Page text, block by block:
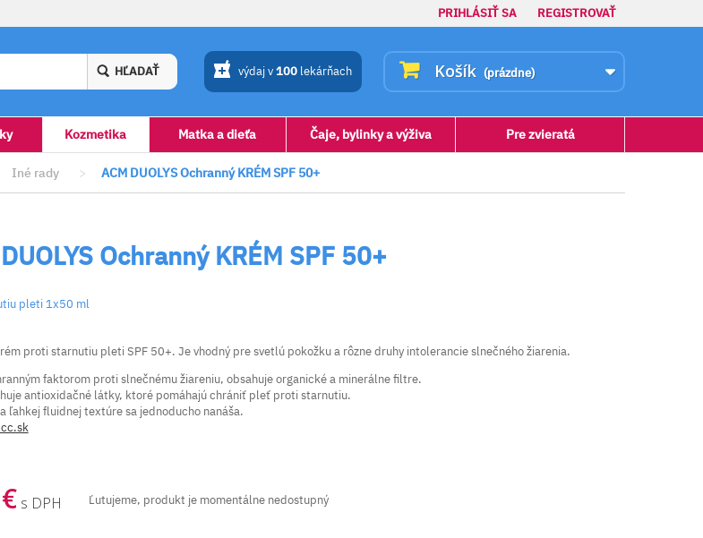
PRIHLÁSIŤ SA REGISTROVAŤ
Košík (prázdne)
HĽADAŤ výdaj v100 lekárňach
Kozmetika Matka a dieťa Čaje, bylinky a výživa Pre zvieratá
Iné rady > ACM DUOLYS Ochranný KRÉM SPF 50+
Ochranný KRÉM SPF 50+
pleti 1x50 ml
proti starnutiu pleti SPF 50+. Je vhodný pre svetlú pokožku a rôzne druhy intolerancie slnečného žiarenia.
faktorom proti slnečnému žiareniu, obsahuje organické a minerálne filtre.
antioxidačné látky, ktoré pomáhajú chrániť pleť proti starnutiu.
ľahkej fluidnej textúre sa jednoducho nanáša.
s DPH Ľutujeme, produkt je momentálne nedostupný